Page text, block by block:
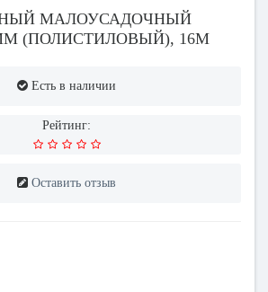
МАЛОУСАДОЧНЫЙ
(ПОЛИСТИЛОВЫЙ), 16М
Есть в наличии
Рейтинг:
Оставить отзыв